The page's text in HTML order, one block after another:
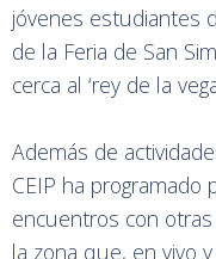
jóvenes estudiantes
de la Feria de San
cerca al ‘rey de la
Además de
CEIP ha programado
encuentros con
la zona que, en vivo